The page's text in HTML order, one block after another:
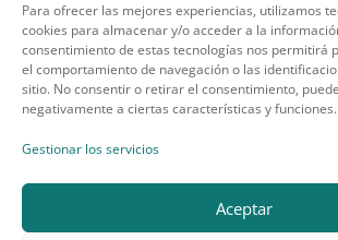
Para ofrecer las mejores experiencias, utilizamos
cookies para almacenar y/o acceder a la
consentimiento de estas tecnologías nos permitirá
el comportamiento de navegación o las
sitio. No consentir o retirar el consentimiento,
negativamente a ciertas características y funciones.
Gestionar los servicios
Aceptar
SECCIONES DE INTERÉS